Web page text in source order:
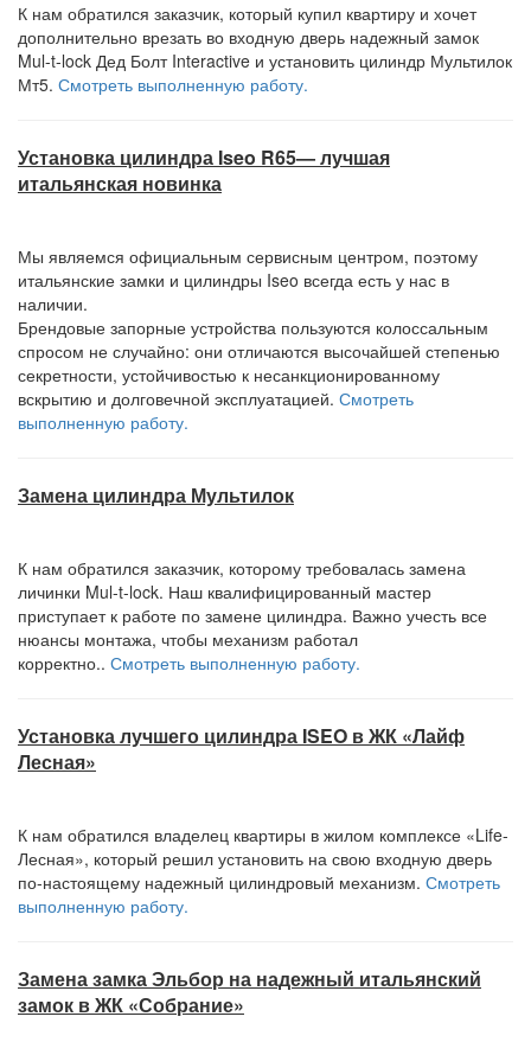
К нам обратился заказчик, который купил квартиру и хочет
дополнительно врезать во входную дверь надежный замок
Mul-t-lock Дед Болт Interactive и установить цилиндр Мультилок
Мт5. Смотреть выполненную работу.
Установка цилиндра Iseo R65— лучшая
итальянская новинка
Мы являемся официальным сервисным центром, поэтому
итальянские замки и цилиндры Iseo всегда есть у нас в
наличии.
Брендовые запорные устройства пользуются колоссальным
спросом не случайно: они отличаются высочайшей степенью
секретности, устойчивостью к несанкционированному
вскрытию и долговечной эксплуатацией. Смотреть
выполненную работу.
Замена цилиндра Мультилок
К нам обратился заказчик, которому требовалась замена
личинки Mul-t-lock. Наш квалифицированный мастер
приступает к работе по замене цилиндра. Важно учесть все
нюансы монтажа, чтобы механизм работал
корректно.. Смотреть выполненную работу.
Установка лучшего цилиндра ISEO в ЖК «Лайф
Лесная»
К нам обратился владелец квартиры в жилом комплексе «Life-
Лесная», который решил установить на свою входную дверь
по-настоящему надежный цилиндровый механизм. Смотреть
выполненную работу.
Замена замка Эльбор на надежный итальянский
замок в ЖК «Собрание»